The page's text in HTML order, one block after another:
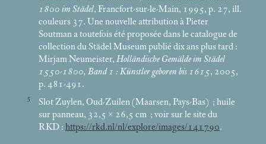
1800 im Städel, Francfort-sur-le-Main, 1995, p. 27, ill.
couleurs 37. Une nouvelle attribution à Pieter
Soutman a toutefois été proposée dans le catalogue de
collection du Städel Museum publié dix ans plus tard :
Mirjam Neumeister, Holländische Gemälde im Städel
1550-1800, Band 1 : Künstler geboren bis 1615, 2005,
p. 481-491.
5 Slot Zuylen, Oud-Zuilen (Maarsen, Pays-Bas) ; huile
sur panneau, 32,5 × 26,5 cm ; voir sur le site du
RKD : https://rkd.nl/nl/explore/images/141790.